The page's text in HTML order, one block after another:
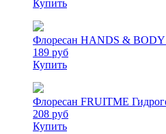
Купить
Флоресан HANDS & BODY
189 руб
Купить
Флоресан FRUITME
208 руб
Купить